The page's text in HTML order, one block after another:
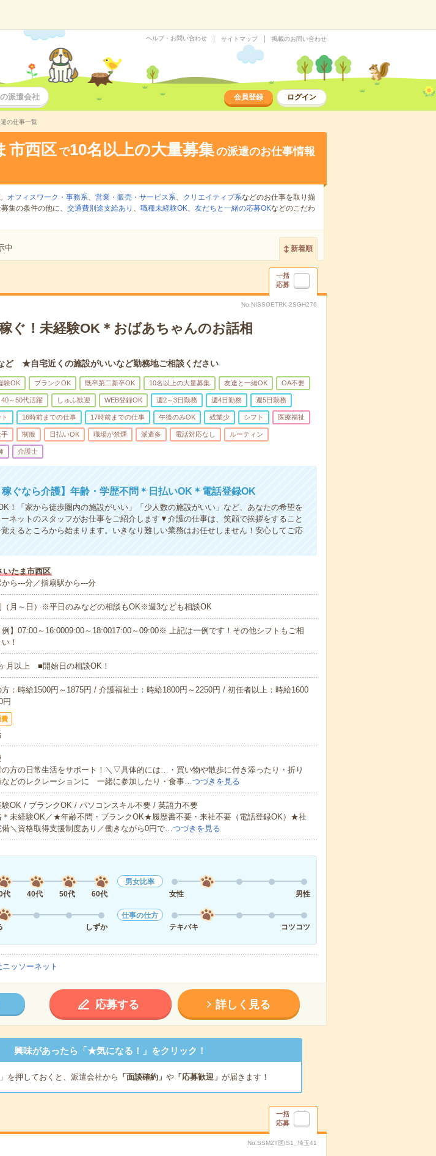
ヘルプ・お問い合わせ サイトマップ 掲載のお問い合わせ
派遣会社 会員登録 ログイン
の仕事一覧
市西区 で10名以上の大量募集の派遣のお仕事情報
オフィスワーク・事務系、 営業・販売・サービス系、 クリエイティブ系などのお仕事を取り揃
集の条件の他に、 交通費別途支給あり 、 職種未経験OK、 友だちと一緒の応募OKなどのこだわ
中 新着順
一括
応募
No.NISSOETRK-2SGH276
ぐ！未経験OK＊おばあちゃんのお話相
ど ★自宅近くの施設がいいなど勤務地ご相談ください
験OK ブランクOK 既卒第二新卒OK 10名以上の大量募集 友達と一緒OK OA不要
40～50代活躍 しゅふ歓迎 WEB登録OK 週2～3日勤務 週4日勤務 週5日勤務
16時前までの仕事 17時前までの仕事 午後のみOK 残業少 シフト 医療福祉
手 制服 日払いOK 職場が禁煙 派遣多 電話対応なし ルーティン
介護士
稼ぐなら介護】年齢・学歴不問＊日払いOK＊電話登録OK
！「家から徒歩圏内の施設がいい」「少人数の施設がいい」など、あなたの希望を
ネットのスタッフがお仕事をご紹介します▼介護の仕事は、笑顔で挨拶をすること
えるところから始まります。いきなり難しい業務はお任せしません！安心してご応
いたま市西区
ら---分／指扇駅から---分
（月～日）※平日のみなどの相談もOK※週3なども相談OK
例】07:00～16:0009:00～18:0017:00～09:00※ 上記は一例です！その他シフトもご相
！
月以上 ■開始日の相談OK！
：時給1500円～1875円 / 介護福祉士：時給1800円～2250円 / 初任者以上：時給1600
円
の方の日常生活をサポート！＼▽具体的には…・買い物や散歩に付き添ったり・折り
などのレクレーションに 一緒に参加したり・食事…つづきを見る
験OK / ブランクOK / パソコンスキル不要 / 英語力不要
＊未経験OK／★年齢不問・ブランクOK★履歴書不要・来社不要（電話登録OK）★社
備＼資格取得支援制度あり／働きながら0円で…つづきを見る
代 40代 50代 60代
男女比率
女性
男性
しずか
仕事の仕方
テキパキ
コツコツ
ッソーネット
応募する 詳しく見る
興味があったら「★気になる！」をクリック！
を押しておくと、派遣会社から 「面談確約」 や「応募歓迎」 が届きます！
一括
応募
No.SSMZT医IS1_埼玉41